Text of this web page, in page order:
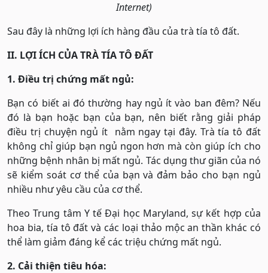
Internet)
Sau đây là những lợi ích hàng đầu của trà tía tô đất.
II. LỢI ÍCH CỦA TRÀ TÍA TÔ ĐẤT
1. Điều trị chứng mất ngủ:
Bạn có biết ai đó thường hay ngủ ít vào ban đêm? Nếu
đó là bạn hoặc bạn của bạn, nên biết rằng giải pháp
điều trị chuyện ngủ ít nằm ngay tại đây. Trà tía tô đất
không chỉ giúp bạn ngủ ngon hơn mà còn giúp ích cho
những bệnh nhân bị mất ngủ. Tác dụng thư giãn của nó
sẽ kiểm soát cơ thể của bạn và đảm bảo cho bạn ngủ
nhiều như yêu cầu của cơ thể.
Theo Trung tâm Y tế Đại học Maryland, sự kết hợp của
hoa bia, tía tô đất và các loại thảo mộc an thần khác có
thể làm giảm đáng kể các triệu chứng mất ngủ.
2. Cải thiện tiêu hóa: